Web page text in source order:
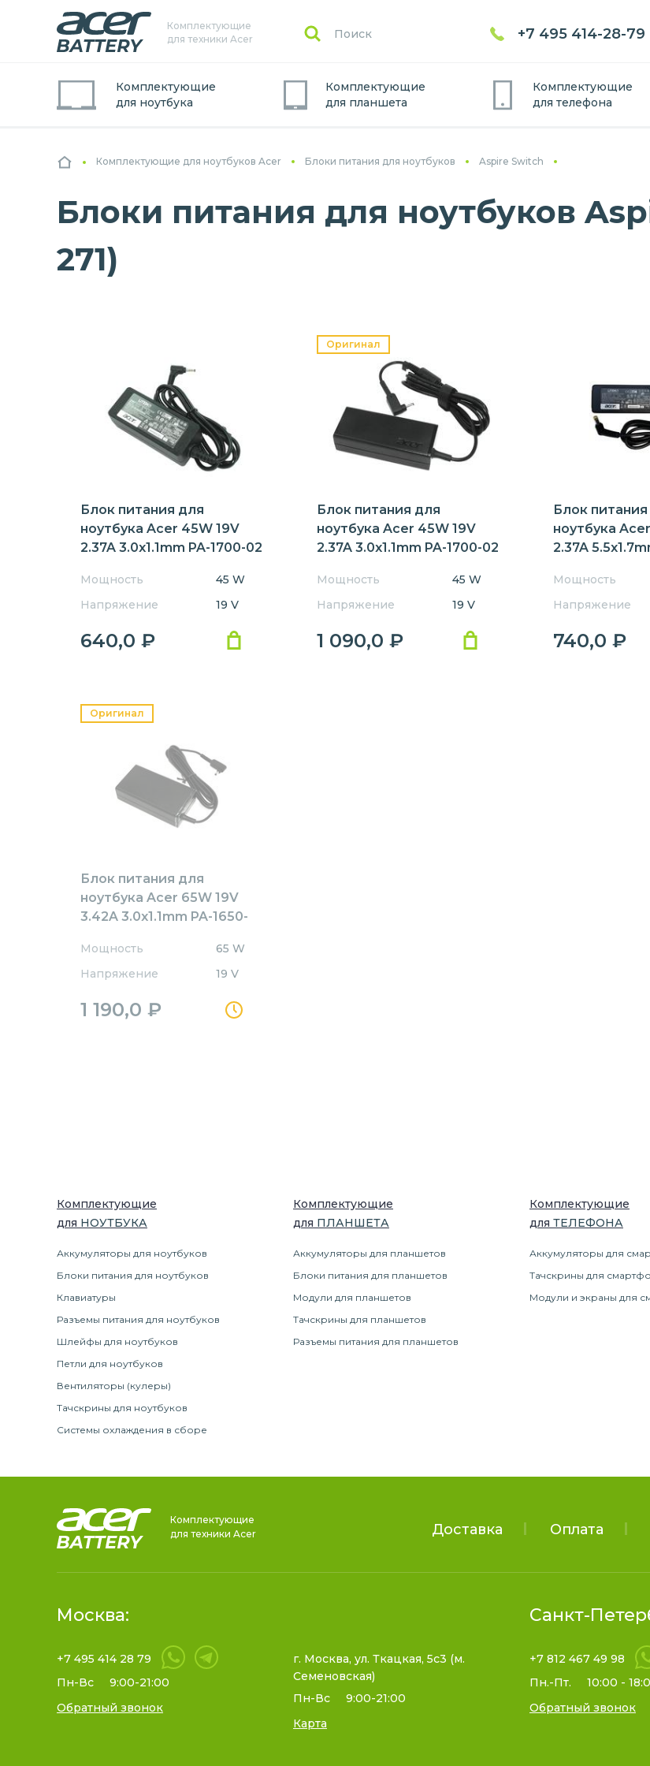
Комплектующие
для техники Acer
+7 495 414-28-79
Комплектующие
для ноутбука
Комплектующие
для планшета
Комплектующие
для телефона
Комплектующие для ноутбуков Acer Блоки питания для ноутбуков Aspire Switch
Блоки питания для ноутбуков
271)
Блок питания для
ноутбука Acer 45W 19V
2.37A 3.0x1.1mm PA-1700-02
Мощность
45 W
Напряжение
19 V
640,0 ₽
Оригинал
Блок питания для
ноутбука Acer 45W 19V
2.37A 3.0x1.1mm PA-1700-02
Мощность
45 W
Напряжение
19 V
1 090,0 ₽
Блок
ноутбука
2.37A
Мощность
Напряжение
740,0 ₽
Оригинал
Блок питания для
ноутбука Acer 65W 19V
3.42A 3.0x1.1mm PA-1650-
Мощность
65 W
Напряжение
19 V
1 190,0 ₽
Комплектующие
для НОУТБУКА
Аккумуляторы для ноутбуков
Блоки питания для ноутбуков
Клавиатуры
Разъемы питания для ноутбуков
Шлейфы для ноутбуков
Петли для ноутбуков
Вентиляторы (кулеры)
Тачскрины для ноутбуков
Системы охлаждения в сборе
Комплектующие
для ПЛАНШЕТА
Аккумуляторы для планшетов
Блоки питания для планшетов
Модули для планшетов
Тачскрины для планшетов
Разъемы питания для планшетов
Комплектующие
для ТЕЛЕФОНА
Аккумуляторы для
Тачскрины для
Модули и экраны для
Комплектующие
для техники Acer
Доставка Оплата
Москва:
+7 495 414 28 79
Пн-Вс
9:00-21:00
Обратный звонок
г. Москва, ул. Ткацкая, 5с3 (м.
Семеновская)
Пн-Вс
9:00-21:00
Карта
Санкт-
+7 812 467 49 98
Пн.-Пт.
10:00 -
Обратный звонок